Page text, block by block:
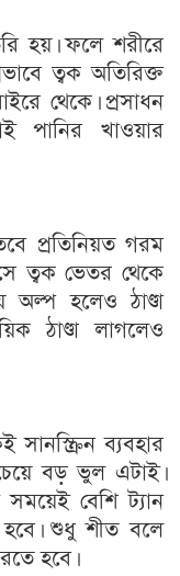
হয়। ফলে শরীরে
ত্বক অতিরিক্ত
থেকে। প্রসাধন
পানির খাওয়ার
প্রতিনিয়ত গরম
ত্বক ভেতর থেকে
হলেও ঠাণ্ডা
ঠাণ্ডা লাগলেও
ব্যবহার
বড় ভুল এটাই।
বেশি ট্যান
হবে। শুধু শীত বলে
হবে।